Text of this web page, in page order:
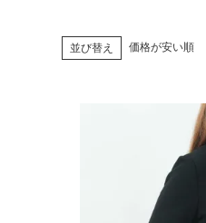
並び替え 価格が安い順